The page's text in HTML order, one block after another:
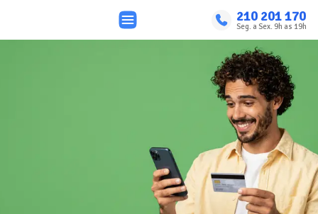
210 201 170
Seg. a Sex. 9h as 19h